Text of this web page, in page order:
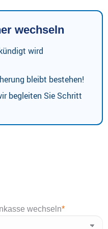
wechseln
wird
bleibt bestehen!
begleiten Sie Schritt
wechseln*